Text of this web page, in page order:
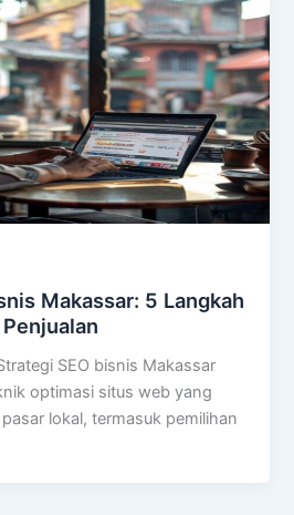
Makassar: 5 Langkah
SEO bisnis Makassar
optimasi situs web yang
lokal, termasuk pemilihan